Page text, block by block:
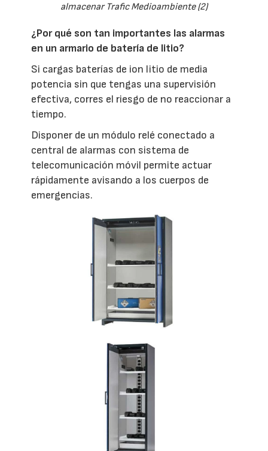
almacenar Trafic Medioambiente (2)
¿Por qué son tan importantes las alarmas
en un armario de batería de litio?
Si cargas baterías de ion litio de media
potencia sin que tengas una supervisión
efectiva, corres el riesgo de no reaccionar a
tiempo.
Disponer de un módulo relé conectado a
central de alarmas con sistema de
telecomunicación móvil permite actuar
rápidamente avisando a los cuerpos de
emergencias.